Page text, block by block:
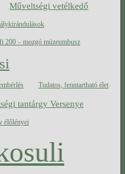
Műveltségi vetélkedő
200 – mozgó múzeumbusz
Tudatos, fenntartható élet
tantárgy Versenye
élőlényei